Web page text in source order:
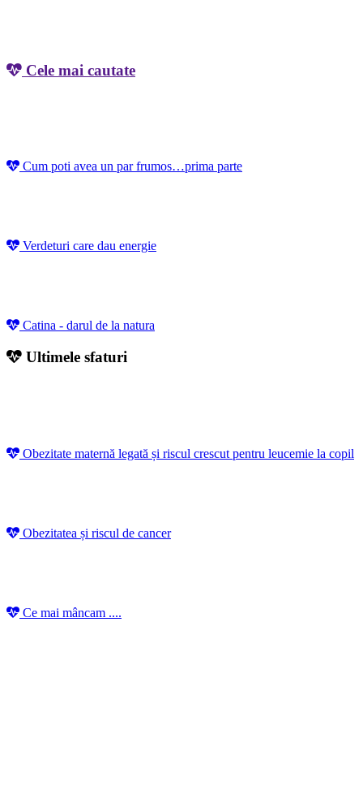
Cele mai cautate
Cum poti avea un par frumos…prima parte
Verdeturi care dau energie
Catina - darul de la natura
Ultimele sfaturi
Obezitate maternă legată și riscul crescut pentru leucemie la copil
Obezitatea și riscul de cancer
Ce mai mâncam ....